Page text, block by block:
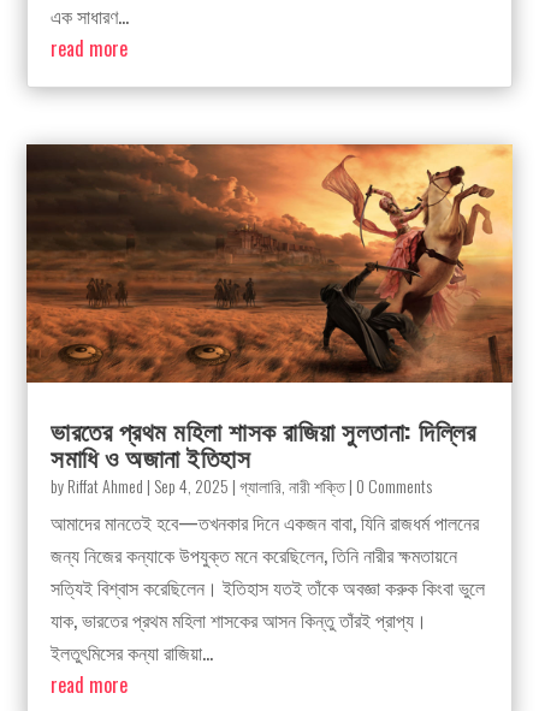
এক সাধারণ...
read more
ভারতের প্রথম মহিলা শাসক রাজিয়া সুলতানা: দিল্লির
সমাধি ও অজানা ইতিহাস
byRiffat Ahmed | Sep 4, 2025 |গ্যালারি ,নারী শক্তি| 0 Comments
আমাদের মানতেই হবে—তখনকার দিনে একজন বাবা, যিনি রাজধর্ম পালনের
জন্য নিজের কন্যাকে উপযুক্ত মনে করেছিলেন, তিনি নারীর ক্ষমতায়নে
সত্যিই বিশ্বাস করেছিলেন। ইতিহাস যতই তাঁকে অবজ্ঞা করুক কিংবা ভুলে
যাক, ভারতের প্রথম মহিলা শাসকের আসন কিন্তু তাঁরই প্রাপ্য।
ইলতুৎমিসের কন্যা রাজিয়া...
read more